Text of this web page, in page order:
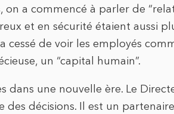
on a commencé à parler de
et en sécurité étaient aussi
cessé de voir les employés
un “capital humain”.
dans une nouvelle ère. Le
des décisions. Il est un